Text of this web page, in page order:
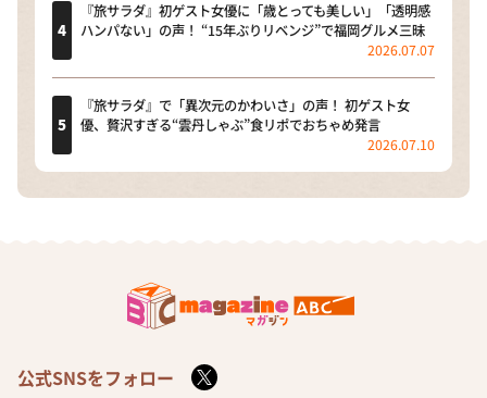
『旅サラダ』初ゲスト女優に「歳とっても美しい」「透明感
ハンパない」の声！ “15年ぶりリベンジ”で福岡グルメ三昧
2026.07.07
『旅サラダ』で「異次元のかわいさ」の声！ 初ゲスト女
優、贅沢すぎる“雲丹しゃぶ”食リポでおちゃめ発言
2026.07.10
公式SNSをフォロー